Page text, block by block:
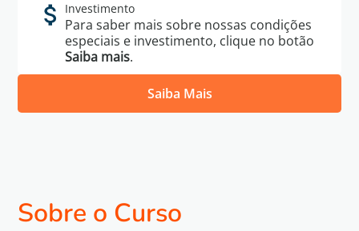
Investimento
Para saber mais sobre nossas condições
especiais e investimento, clique no botão
Saiba mais.
Saiba Mais
Voltar
Sobre o Curso